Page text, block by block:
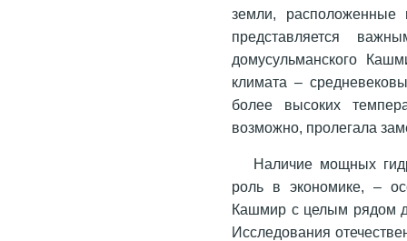
земли,
представляется
домусульманского
климата –
более высоких
возможно, пролегала
Наличие мощных
роль в экономике, –
Кашмир с целым рядом
Исследования